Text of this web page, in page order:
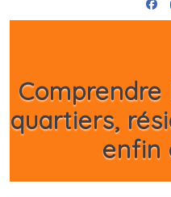
Comprendre
quartiers,
enfin